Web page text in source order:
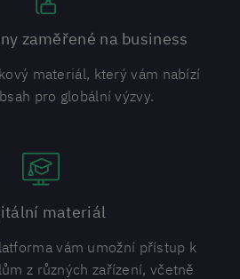
zaměřené na business
materiál, který vám nabízí
pro globální výzvy.
materiál
vám umožní přístup k
z různých zařízení, včetně